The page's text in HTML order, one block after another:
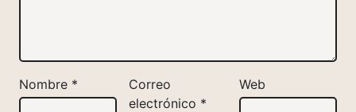
Nombre *
Correo
electrónico *
Web